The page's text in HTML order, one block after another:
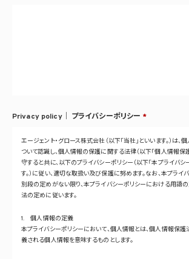
Privacy policy｜ プライバシーポリシー *
エージェント・グロース株式会社（以下「当社」といいます。）は
ついて認識し、個人情報の保護に関する法律（以下「個人情報保護
守すると共に、以下のプライバシーポリシー（以下「本プライバシ
す。）に従い、適切な取扱い及び保護に努めます。なお、本プライ
別段の定めがない限り、本プライバシーポリシーにおける用語
法の定めに従います。
1. 個人情報の定義
本プライバシーポリシーにおいて、個人情報とは、個人情報保
義される個人情報を意味するものとします。